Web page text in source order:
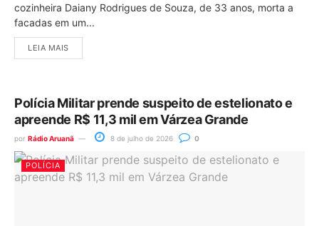
cozinheira Daiany Rodrigues de Souza, de 33 anos, morta a
facadas em um...
LEIA MAIS
Polícia Militar prende suspeito de estelionato e
apreende R$ 11,3 mil em Várzea Grande
por Rádio Aruanã 8 de julho de 2026 0
POLÍCIA